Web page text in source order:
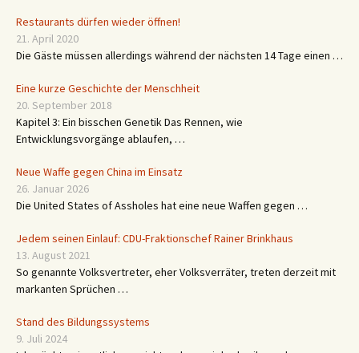
Restaurants dürfen wieder öffnen!
21. April 2020
Die Gäste müssen allerdings während der nächsten 14 Tage einen …
Eine kurze Geschichte der Menschheit
20. September 2018
Kapitel 3: Ein bisschen Genetik Das Rennen, wie
Entwicklungsvorgänge ablaufen, …
Neue Waffe gegen China im Einsatz
26. Januar 2026
Die United States of Assholes hat eine neue Waffen gegen …
Jedem seinen Einlauf: CDU-Fraktionschef Rainer Brinkhaus
13. August 2021
So genannte Volksvertreter, eher Volksverräter, treten derzeit mit
markanten Sprüchen …
Stand des Bildungssystems
9. Juli 2024